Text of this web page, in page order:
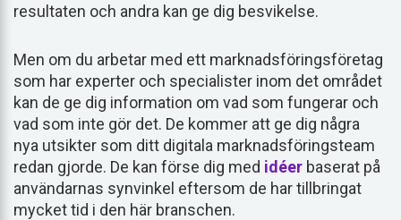
resultaten och andra kan ge dig besvikelse.
Men om du arbetar med ett marknadsföringsföretag
som har experter och specialister inom det området
kan de ge dig information om vad som fungerar och
vad som inte gör det. De kommer att ge dig några
nya utsikter som ditt digitala marknadsföringsteam
redan gjorde. De kan förse dig med idéer baserat på
användarnas synvinkel eftersom de har tillbringat
mycket tid i den här branschen.